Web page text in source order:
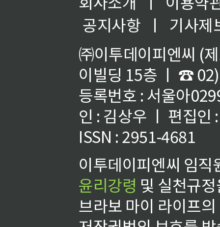
공지사항
ㅣ
기사제
㈜이투데이피엔씨 (
이빌딩 15층 ㅣ ☎
등록번호 : 서울아
인 : 김상우 ㅣ 편집인
ISSN : 2951-4681
이투데이피엔씨 임
윤리강령 및 실천규
브라보 마이 라이프